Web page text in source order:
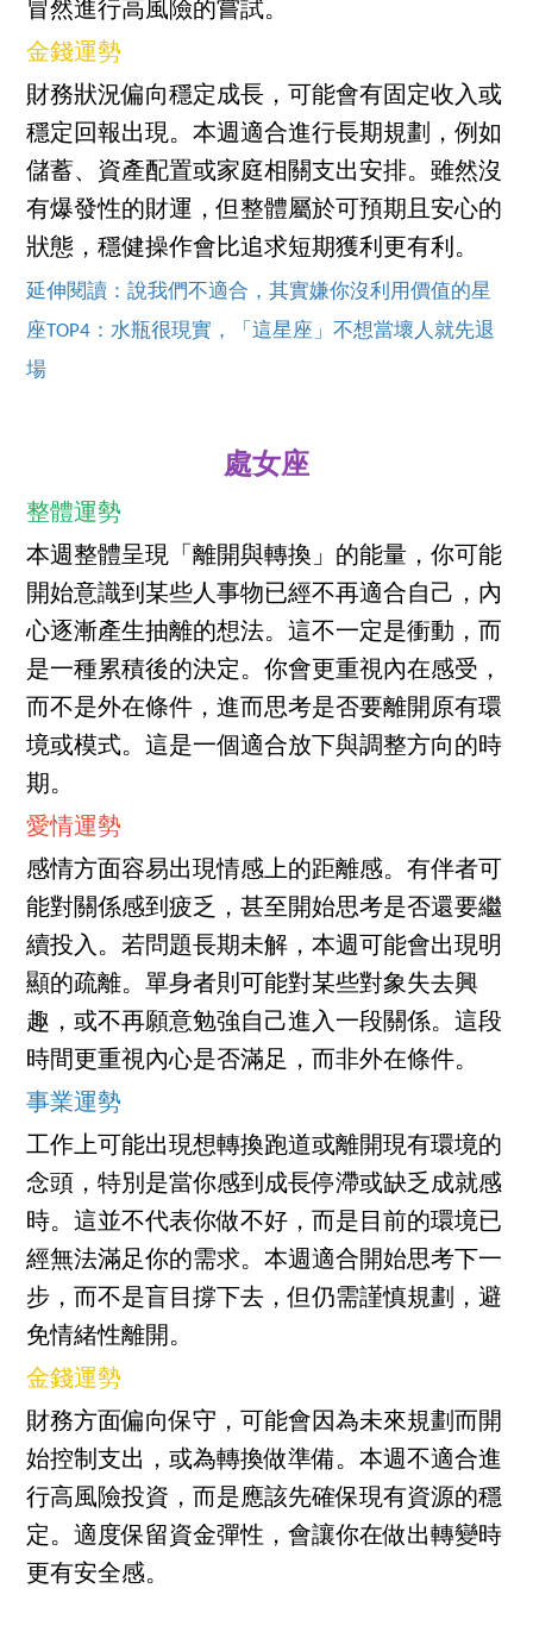
冒然進行高風險的嘗試。
金錢運勢
財務狀況偏向穩定成長，可能會有固定收入或
穩定回報出現。本週適合進行長期規劃，例如
儲蓄、資產配置或家庭相關支出安排。雖然沒
有爆發性的財運，但整體屬於可預期且安心的
狀態，穩健操作會比追求短期獲利更有利。
延伸閱讀：說我們不適合，其實嫌你沒利用價值的星
座TOP4：水瓶很現實，「這星座」不想當壞人就先退
場
處女座
整體運勢
本週整體呈現「離開與轉換」的能量，你可能
開始意識到某些人事物已經不再適合自己，內
心逐漸產生抽離的想法。這不一定是衝動，而
是一種累積後的決定。你會更重視內在感受，
而不是外在條件，進而思考是否要離開原有環
境或模式。這是一個適合放下與調整方向的時
期。
愛情運勢
感情方面容易出現情感上的距離感。有伴者可
能對關係感到疲乏，甚至開始思考是否還要繼
續投入。若問題長期未解，本週可能會出現明
顯的疏離。單身者則可能對某些對象失去興
趣，或不再願意勉強自己進入一段關係。這段
時間更重視內心是否滿足，而非外在條件。
事業運勢
工作上可能出現想轉換跑道或離開現有環境的
念頭，特別是當你感到成長停滯或缺乏成就感
時。這並不代表你做不好，而是目前的環境已
經無法滿足你的需求。本週適合開始思考下一
步，而不是盲目撐下去，但仍需謹慎規劃，避
免情緒性離開。
金錢運勢
財務方面偏向保守，可能會因為未來規劃而開
始控制支出，或為轉換做準備。本週不適合進
行高風險投資，而是應該先確保現有資源的穩
定。適度保留資金彈性，會讓你在做出轉變時
更有安全感。